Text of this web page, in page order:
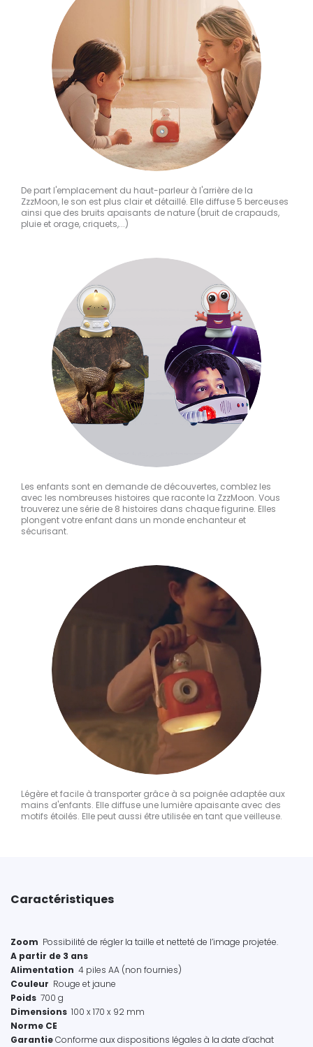
De part l'emplacement du haut-parleur à l'arrière de la
ZzzMoon, le son est plus clair et détaillé. Elle diffuse 5 berceuses
ainsi que des bruits apaisants de nature (bruit de crapauds,
pluie et orage, criquets,...)
Les enfants sont en demande de découvertes, comblez les
avec les nombreuses histoires que raconte la ZzzMoon. Vous
trouverez une série de 8 histoires dans chaque figurine. Elles
plongent votre enfant dans un monde enchanteur et
sécurisant.
Légère et facile à transporter grâce à sa poignée adaptée aux
mains d'enfants. Elle diffuse une lumière apaisante avec des
motifs étoilés. Elle peut aussi être utilisée en tant que veilleuse.
Caractéristiques
Zoom Possibilité de régler la taille et netteté de l’image projetée.
A partir de 3 ans
Alimentation 4 piles AA (non fournies)
Couleur Rouge et jaune
Poids 700 g
Dimensions 100 x 170 x 92 mm
Norme CE
GarantieConforme aux dispositions légales à la date d’achat